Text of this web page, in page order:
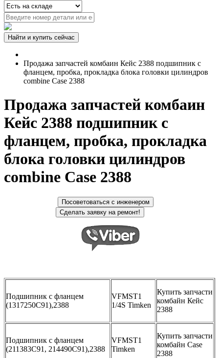
Продажа запчастей комбаин Кейс 2388 подшипник с
фланцем, пробка, прокладка блока головки цилиндров
combine Case 2388
Продажа запчастей комбаин
Кейс 2388 подшипник с
фланцем, пробка, прокладка
блока головки цилиндров
combine Case 2388
Подшипник с фланцем
(1317250C91),2388
VFMST1
1/4S Timken
Купить запчасти
комбайн Кейс
2388
Подшипник с фланцем
(211383C91, 214490C91),2388
VFMST1
Timken
Купить запчасти
комбайн Case
2388